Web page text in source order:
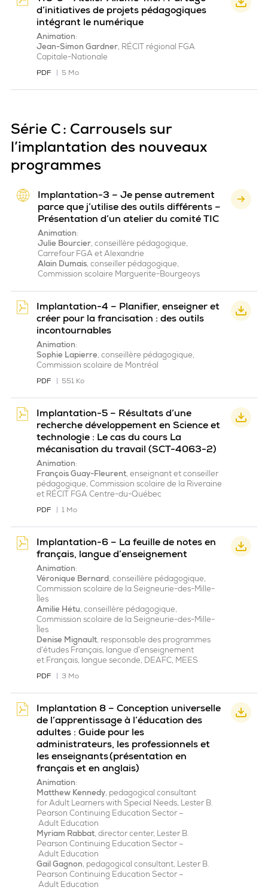
d’initiatives de projets pédagogiques
intégrant le numérique
Animation:
Jean-Simon Gardner, RÉCIT régional FGA
Capitale-Nationale
PDF 5 Mo
Série C : Carrousels sur
l’implantation des nouveaux
programmes
Implantation-3 – Je pense autrement
parce que j’utilise des outils différents –
Présentation d’un atelier du comité TIC
Animation:
Julie Bourcier, conseillère pédagogique,
Carrefour FGA et Alexandrie
Alain Dumais, conseiller pédagogique,
Commission scolaire Marguerite-Bourgeoys
Implantation-4 – Planifier, enseigner et
créer pour la francisation : des outils
incontournables
Animation:
Sophie Lapierre, conseillère pédagogique,
Commission scolaire de Montréal
PDF 551 Ko
Implantation-5 – Résultats d’une
recherche développement en Science et
technologie : Le cas du cours La
mécanisation du travail (SCT-4063-2)
Animation:
François Guay-Fleurent, enseignant et conseiller
pédagogique, Commission scolaire de la Riveraine
et RÉCIT FGA Centre-du-Québec
PDF 1 Mo
Implantation-6 – La feuille de notes en
français, langue d’enseignement
Animation:
Véronique Bernard, conseillère pédagogique,
Commission scolaire de la Seigneurie-des-Mille-
Îles
Amilie Hétu, conseillère pédagogique,
Commission scolaire de la Seigneurie-des-Mille-
Îles
Denise Mignault, responsable des programmes
d’études Français, langue d’enseignement
et Français, langue seconde, DEAFC, MEES
PDF 3 Mo
Implantation 8 – Conception universelle
de l’apprentissage à l’éducation des
adultes : Guide pour les
administrateurs, les professionnels et
les enseignants (présentation en
français et en anglais)
Animation:
Matthew Kennedy, pedagogical consultant
forAdult Learnerswith Special Needs, Lester B.
Pearson Continuing Education Sector –
Adult Education
Myriam Rabbat, directorcenter, Lester B.
Pearson Continuing Education Sector –
Adult Education
Gail Gagnon, pedagogical consultant, Lester B.
Pearson Continuing Education Sector –
Adult Education